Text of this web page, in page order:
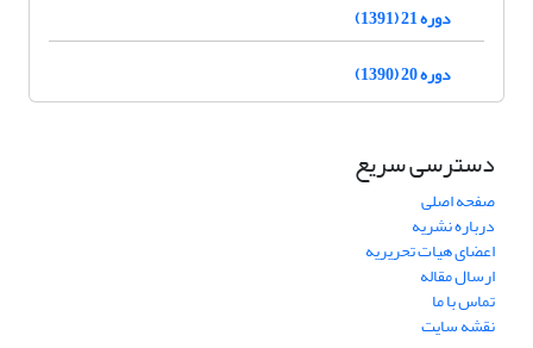
دوره 21 (1391)
دوره 20 (1390)
دسترسی سریع
صفحه اصلی
درباره نشریه
اعضای هیات تحریریه
ارسال مقاله
تماس با ما
نقشه سایت